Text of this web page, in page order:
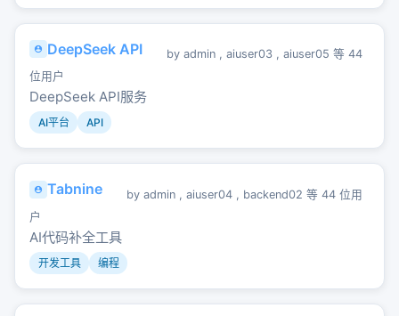
DeepSeek API by admin , aiuser03 , aiuser05 等 44
位用户
DeepSeek API服务
AI平台 API
Tabnine by admin , aiuser04 , backend02 等 44 位用
户
AI代码补全工具
开发工具 编程